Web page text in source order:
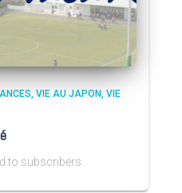
VIE AU JAPON VIE
to subscribers